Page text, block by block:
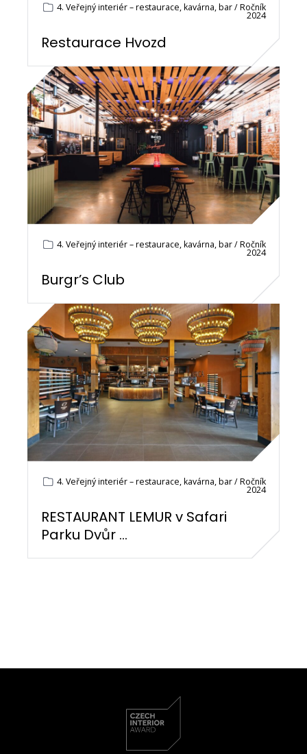
4. Veřejný interiér – restaurace, kavárna, bar / Ročník
2024
Restaurace Hvozd
4. Veřejný interiér – restaurace, kavárna, bar / Ročník
2024
Burgr’s Club
4. Veřejný interiér – restaurace, kavárna, bar / Ročník
2024
RESTAURANT LEMUR v Safari
Parku Dvůr ...